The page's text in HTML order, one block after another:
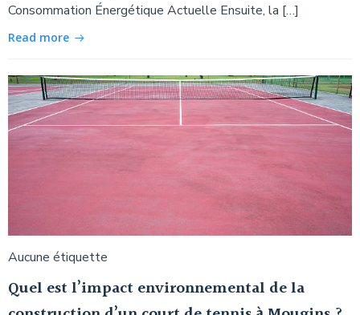
Consommation Énergétique Actuelle Ensuite, la […]
Read more
Aucune étiquette
Quel est l’impact environnemental de la